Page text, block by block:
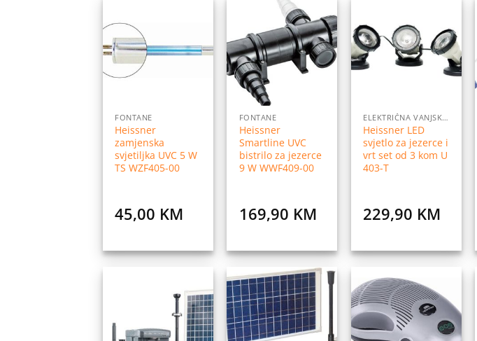
na
listu
FONTANE
Heissner
zamjenska
svjetiljka UVC 5 W
TS WZF405-00
45,00 KM
Dodaj
na
listu
želja
FONTANE
Heissner
Smartline UVC
bistrilo za jezerce
9 W WWF409-00
169,90 KM
Dodaj
na
listu
želja
ELEKTRIČNA VANJSKA RASVJETA
Heissner LED
svjetlo za jezerce i
vrt set od 3 kom U
403-T
229,90 KM
Dodaj
na
listu
želja
Dodaj
na
listu
želja
Dodaj
na
listu
želja